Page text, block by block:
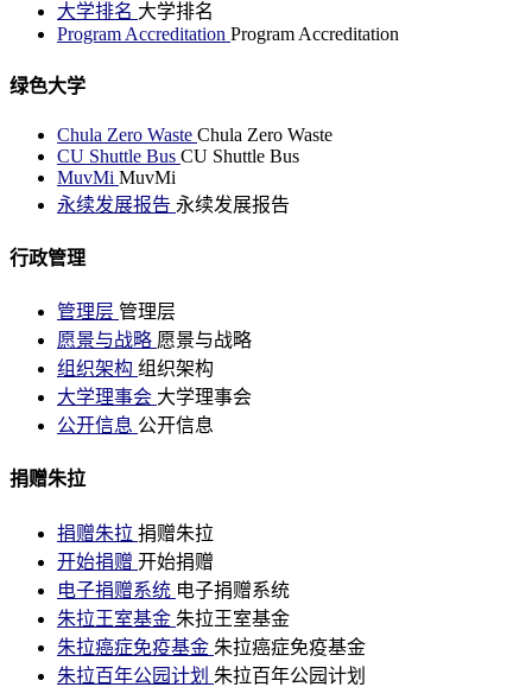
大学排名 大学排名
Program Accreditation Program Accreditation
绿色大学
Chula Zero Waste Chula Zero Waste
CU Shuttle Bus CU Shuttle Bus
MuvMi MuvMi
永续发展报告 永续发展报告
行政管理
管理层 管理层
愿景与战略 愿景与战略
组织架构 组织架构
大学理事会 大学理事会
公开信息 公开信息
捐赠朱拉
捐赠朱拉 捐赠朱拉
开始捐赠 开始捐赠
电子捐赠系统 电子捐赠系统
朱拉王室基金 朱拉王室基金
朱拉癌症免疫基金 朱拉癌症免疫基金
朱拉百年公园计划 朱拉百年公园计划